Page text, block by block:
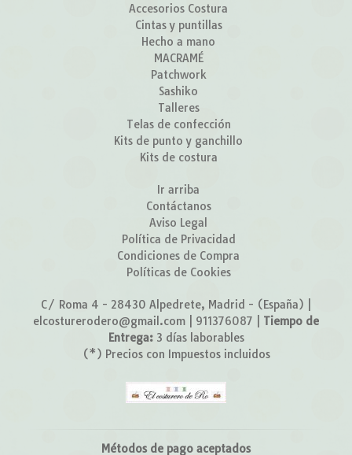
Accesorios Costura
Cintas y puntillas
Hecho a mano
MACRAMÉ
Patchwork
Sashiko
Talleres
Telas de confección
Kits de punto y ganchillo
Kits de costura
Ir arriba
Contáctanos
Aviso Legal
Política de Privacidad
Condiciones de Compra
Políticas de Cookies
C/ Roma 4 - 28430 Alpedrete, Madrid - (España) |
elcosturerodero@gmail.com | 911376087
Tiempo de
Entrega: 3 días laborables
(*) Precios con Impuestos incluidos
Métodos de pago aceptados